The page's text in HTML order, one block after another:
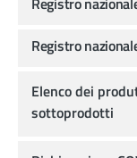
Registro
Elenco dei
sottoprodotti